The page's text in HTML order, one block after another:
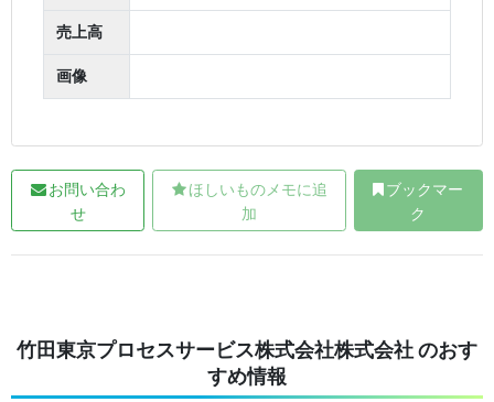
売上高
画像
お問い合わ
せ
ほしいものメモに追
加
ブックマー
ク
竹田東京プロセスサービス株式会社株式会社 のおす
すめ情報